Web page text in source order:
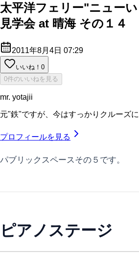
太平洋フェリー"ニュー
見学会 at 晴海 その１４
2011年8月4日 07:29
いいね！ 0
0件のいいねを見る
mr. yotajii
元"鉄"ですが、今はすっかりクルーズに
プロフィールを見る
パブリックスペースその５です。
ピアノステージ